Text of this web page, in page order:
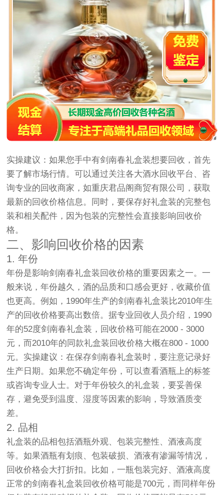
实操建议：如果您手中有剑南春礼盒装想要回收，首先
要了解市场行情。可以通过关注各大酒水回收平台、咨
询专业的回收商家，如重庆君品阁商贸有限公司，获取
最新的回收价格信息。同时，要保存好礼盒装的完整包
装和相关配件，因为包装的完整性会直接影响回收价
格。
二、影响回收价格的因素
1. 年份
年份是影响剑南春礼盒装回收价格的重要因素之一。一
般来说，年份越久，酒的品质和口感会更好，收藏价值
也更高。例如，1990年生产的剑南春礼盒装比2010年生
产的回收价格要高出数倍。据专业回收人员介绍，1990
年的52度剑南春礼盒装，回收价格可能在2000 - 3000
元，而2010年的同款礼盒装回收价格大概在800 - 1000
元。实操建议：在保存剑南春礼盒装时，要注意记录好
生产日期。如果您不确定年份，可以查看酒瓶上的标签
或咨询专业人士。对于年份较久的礼盒装，要妥善保
存，避免受到温度、湿度等因素的影响，导致酒质变
差。
2. 品相
礼盒装的品相包括酒瓶外观、包装完整性、酒液高度
等。如果酒瓶有划痕、包装破损、酒液有渗漏等情况，
回收价格会大打折扣。比如，一瓶包装完好、酒液高度
正常的剑南春礼盒装回收价格可能是700元，而同样年份